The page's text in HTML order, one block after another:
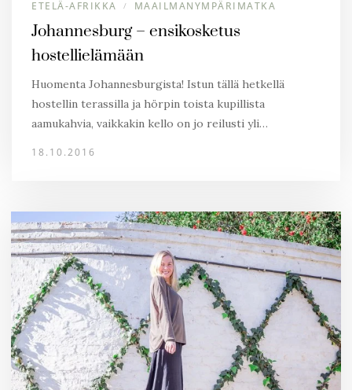
ETELÄ-AFRIKKA / MAAILMANYMPÄRIMATKA
Johannesburg – ensikosketus
hostellielämään
Huomenta Johannesburgista! Istun tällä hetkellä
hostellin terassilla ja hörpin toista kupillista
aamukahvia, vaikkakin kello on jo reilusti yli…
18.10.2016